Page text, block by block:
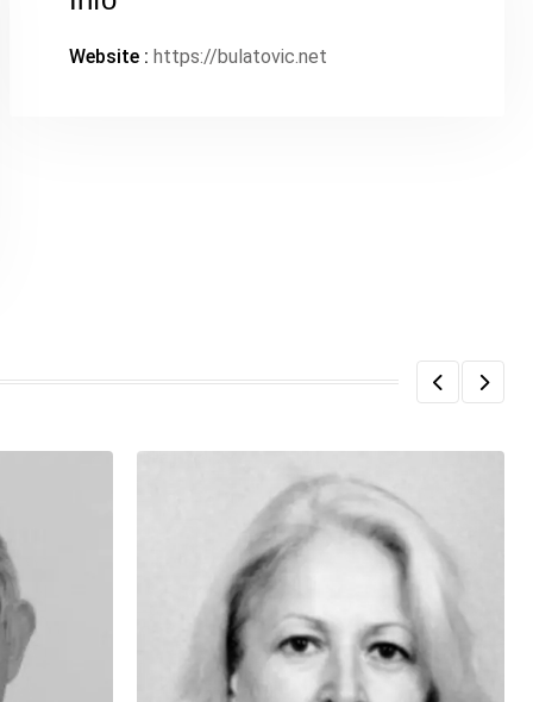
Website : https://bulatovic.net